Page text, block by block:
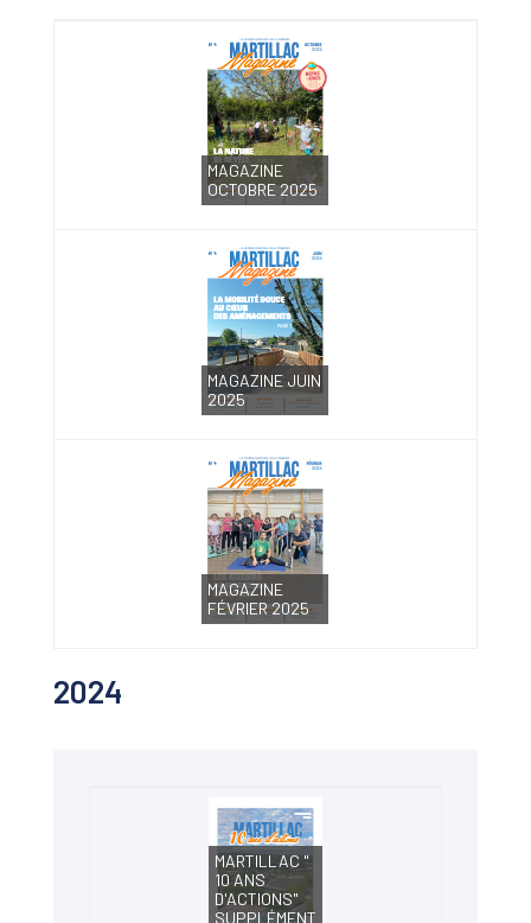
MAGAZINE
OCTOBRE 2025
MAGAZINE JUIN
2025
MAGAZINE
FÉVRIER 2025
2024
MARTILLAC "
10 ANS
D'ACTIONS"
SUPPLÉMENT